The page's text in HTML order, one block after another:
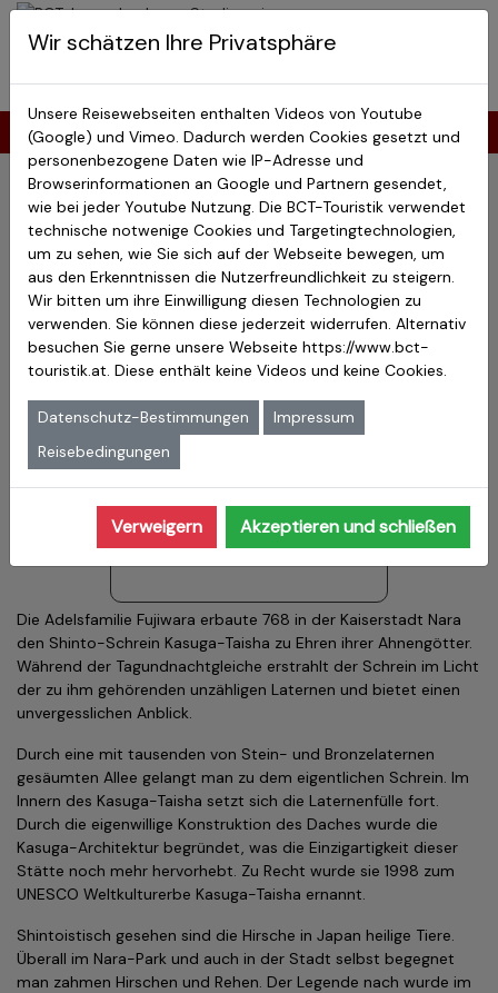
BCT-Touristik
Kasuga-Taisha Schrein
Kasuga-Taisha Schrein
Japans Weltkulturerbe
Japans Weltnaturerbe
Kaiserstadt Nara
Kasuga-Taisha Schrein
Die Adelsfamilie Fujiwara erbaute 768 in der Kaiserstadt Nara
den Shinto-Schrein Kasuga-Taisha zu Ehren ihrer Ahnengötter.
Während der Tagund­nacht­gleiche erstrahlt der Schrein im Licht
der zu ihm gehörenden un­zähl­i­gen Laternen und bietet einen
unvergesslichen Anblick.
Durch eine mit tausenden von Stein- und Bronzelaternen
gesäumten Allee gelangt man zu dem eigentlichen Schrein. Im
Innern des Kasuga-Taisha setzt sich die Laternenfülle fort.
Durch die eigenwillige Konstruktion des Daches wurde die
Kasuga-Architektur begründet, was die Einzigartigkeit dieser
Stätte noch mehr hervorhebt. Zu Recht wurde sie 1998 zum
UNESCO Weltkulturerbe Kasuga-Taisha ernannt.
Shintoistisch gesehen sind die Hirsche in Japan heilige Tiere.
Überall im Nara-Park und auch in der Stadt selbst begegnet
man zahmen Hirschen und Rehen. Der Legende nach wurde im
Wir schätzen Ihre Privatsphäre
Unsere Reisewebseiten enthalten Videos von Youtube
(Google) und Vimeo. Dadurch werden Cookies gesetzt und
personenbezogene Daten wie IP-Adresse und
Browserinformationen an Google und Partnern gesendet,
wie bei jeder Youtube Nutzung. Die BCT-Touristik verwendet
technische notwenige Cookies und Targetingtechnologien,
um zu sehen, wie Sie sich auf der Webseite bewegen, um
aus den Erkenntnissen die Nutzerfreundlichkeit zu steigern.
Wir bitten um ihre Einwilligung diesen Technologien zu
verwenden. Sie können diese jederzeit widerrufen. Alternativ
besuchen Sie gerne unsere Webseite https://www.bct-
touristik.at. Diese enthält keine Videos und keine Cookies.
Datenschutz-Bestimmungen
Impressum
Reisebedingungen
Verweigern Akzeptieren und schließen